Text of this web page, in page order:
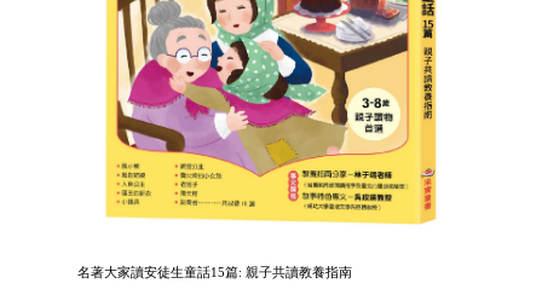
名著大家讀安徒生童話15篇: 親子共讀教養指南